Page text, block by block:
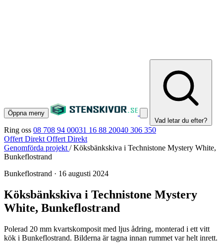
Öppna meny
Vad letar du efter?
Ring oss 08 708 94 00031 16 88 20040 306 350
Offert Direkt Offert Direkt
Genomförda projekt / Köksbänkskiva i Technistone Mystery White,
Bunkeflostrand
Bunkeflostrand · 16 augusti 2024
Köksbänkskiva i Technistone Mystery
White, Bunkeflostrand
Polerad 20 mm kvartskomposit med ljus ådring, monterad i ett vitt
kök i Bunkeflostrand. Bilderna är tagna innan rummet var helt inrett.